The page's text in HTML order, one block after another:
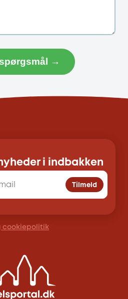
→
i indbakken
Tilmeld
cookiepolitik